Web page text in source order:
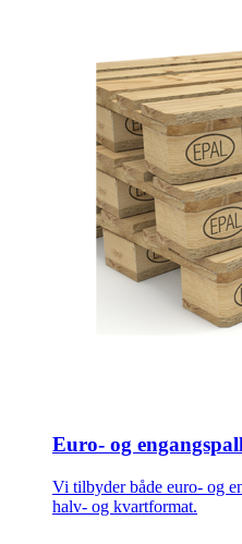
Euro- og
Vi tilbyder både euro- og
halv- og kvartformat.